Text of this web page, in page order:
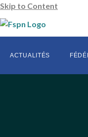
Skip to Content
ACTUALITÉS